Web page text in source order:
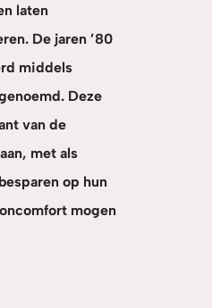
laten
De jaren ’80
middels
Deze
van de
met als
op hun
mogen